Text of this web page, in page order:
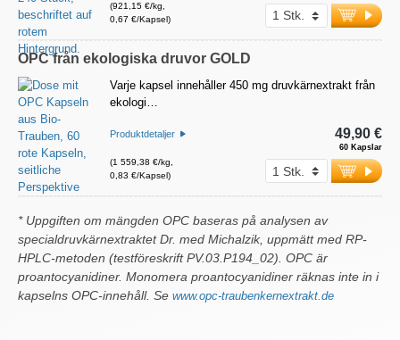
(921,15 €/kg,
0,67 €/Kapsel)
OPC från ekologiska druvor GOLD
Varje kapsel innehåller 450 mg druvkärnextrakt från
ekologi…
Produktdetaljer
(1 559,38 €/kg,
0,83 €/Kapsel)
60 Kapslar
49,90 €
* Uppgiften om mängden OPC baseras på analysen av
specialdruvkärnextraktet Dr. med Michalzik, uppmätt med RP-
HPLC-metoden (testföreskrift PV.03.P194_02). OPC är
proantocyanidiner. Monomera proantocyanidiner räknas inte in i
kapselns OPC-innehåll. Se www.opc-traubenkernextrakt.de